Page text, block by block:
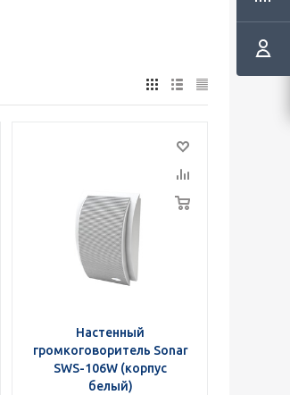
Настенный
громкоговоритель Sonar
SWS-106W (корпус
белый)